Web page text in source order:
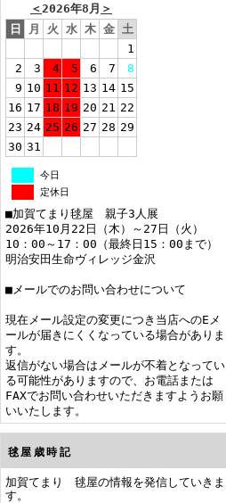
＜2026年8月 ＞
日
月 火 水 木 金 土
1
2
3 4 5 6 7
8
9 10 11 12 13 14 15
16 17 18 19 20 21 22
23 24 25 26 27 28 29
30 31
今日
定休日
■加賀てまり毬屋 親子3人展
2026年10月22日（木）～27日（火）
10：00～17：00（最終日15：00まで）
明治安田生命ヴィレッジ金沢
■メールでのお問い合わせについて
現在メール設定の変更につき当店へのEメ
ールが届きにくくなっている場合がありま
す。
返信がない場合はメールが不着となってい
る可能性がありますので、お電話または
FAXでお問い合わせいただきますようお願
いいたします。
毬屋歳時記
加賀てまり 毬屋の情報を発信していきま
す。